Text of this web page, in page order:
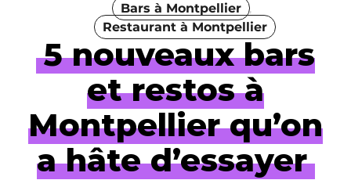
Bars à Montpellier
Restaurant à Montpellier
5 nouveaux bars
et restos à
Montpellier qu’on
a hâte d’essayer